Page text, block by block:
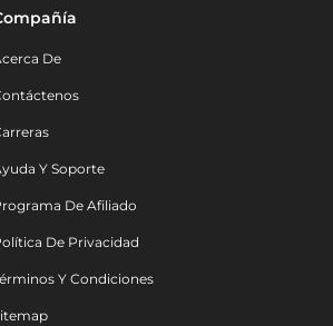
De
Y Soporte
De Afiliado
De Privacidad
Y Condiciones